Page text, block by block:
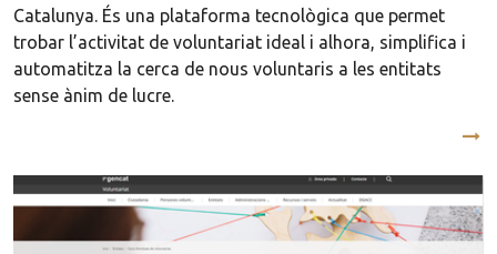
Catalunya. És una plataforma tecnològica que permet
trobar l’activitat de voluntariat ideal i alhora, simplifica i
automatitza la cerca de nous voluntaris a les entitats
sense ànim de lucre.